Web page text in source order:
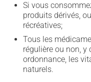
Si vous
produits dérivés,
récréatives;
Tous les
régulière ou non,
ordonnance, les
naturels.